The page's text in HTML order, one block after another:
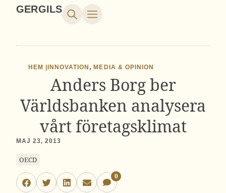
GERGILS
HEM | INNOVATION , MEDIA & OPINION
Anders Borg ber
Världsbanken analysera
vårt företagsklimat
MAJ 23, 2013
OECD
0